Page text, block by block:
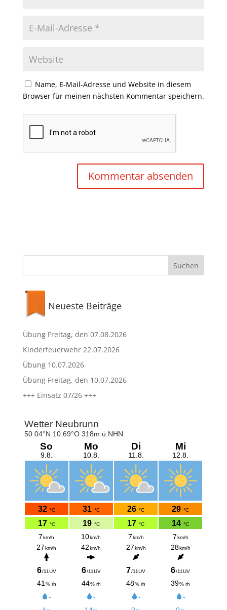
Name, E-Mail-Adresse und Website in diesem
Browser für meinen nächsten Kommentar speichern.
Neueste Beiträge
Übung Freitag, den 07.08.2026
Kinderfeuerwehr 22.07.2026
Übung 10.07.2026
Übung Freitag, den 10.07.2026
+++ Einsatz 07/26 +++